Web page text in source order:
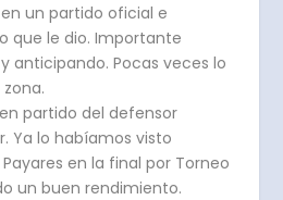
un partido oficial e
que le dio. Importante
anticipando. Pocas veces lo
partido del defensor
Ya lo habíamos visto
en la final por Torneo
un buen rendimiento.